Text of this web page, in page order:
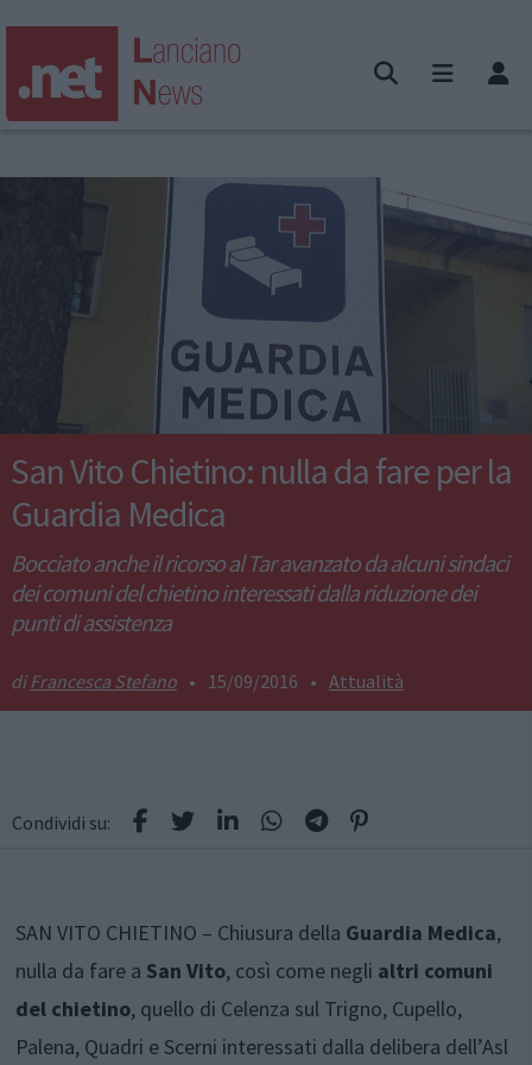
San Vito Chietino: nulla da fare per la
Guardia Medica
Bocciato anche il ricorso al Tar avanzato da alcuni sindaci
dei comuni del chietino interessati dalla riduzione dei
punti di assistenza
Francesca Stefano • 15/09/2016 • Attualità
Condividi su:
SAN VITO CHIETINO – Chiusura della Guardia Medica,
nulla da fare a San Vito, così come negli altri comuni
del chietino, quello di Celenza sul Trigno, Cupello,
Palena, Quadri e Scerni interessati dalla delibera dell’Asl